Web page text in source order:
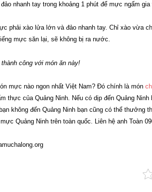
nhanh tay trong khoảng 1 phút để mực ngấm
phải xào lửa lớn và đảo nhanh tay. Chỉ xào vừa
mực săn lại, sẽ không bị ra nước.
công với món ăn này!
mực nào ngon nhất Việt Nam? Đó chính là món
thực của Quảng Ninh. Nếu có dịp đến Quảng
không đến Quảng Ninh bạn cũng có thể thưởng
Quảng Ninh trên toàn quốc. Liên hệ anh Toàn